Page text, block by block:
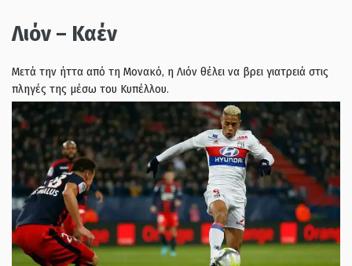
Λιόν – Καέν
Μετά την ήττα από τη Μονακό, η Λιόν θέλει να βρει γιατρειά στις
πληγές της μέσω του Κυπέλλου.